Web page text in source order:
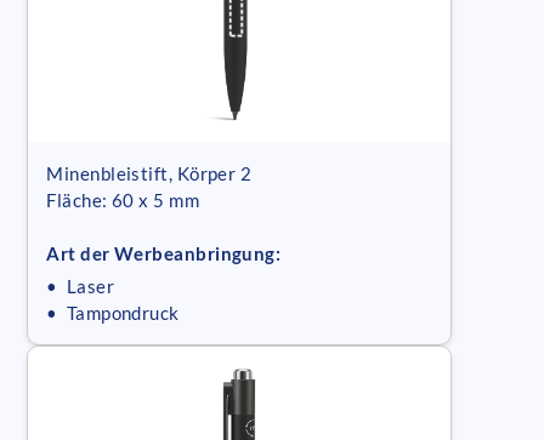
Minenbleistift, Körper 2
Fläche: 60 x 5 mm
Art der Werbeanbringung:
• Laser
• Tampondruck